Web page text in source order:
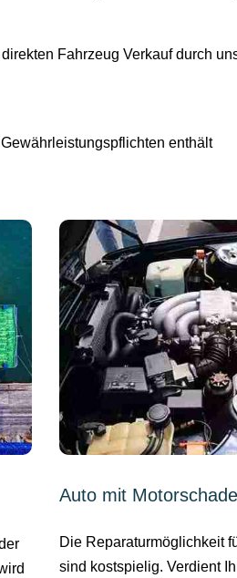
Fahrzeug Verkauf durch
enthält
Auto mit
Die Reparaturmöglichkeit
sind kostspielig. Verdient